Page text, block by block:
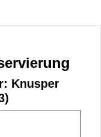
Knusper